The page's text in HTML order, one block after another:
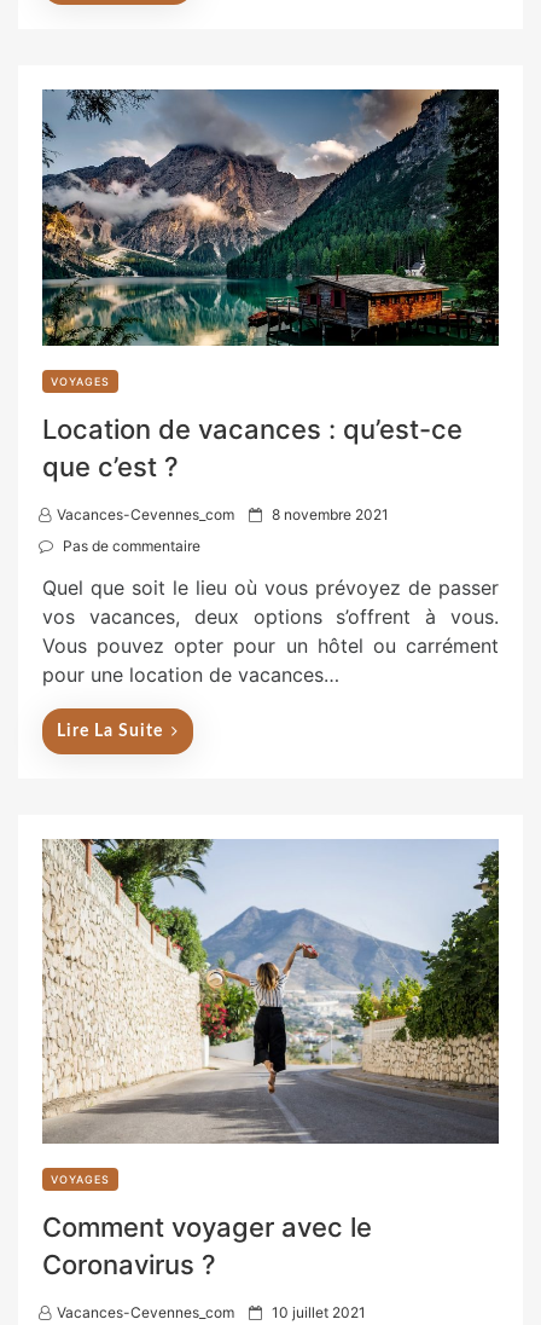
VOYAGES
Location de vacances : qu’est-ce
que c’est ?
Vacances-Cevennes_com
P
e
d
o
8 novembre 2021
Pas de commentaire
Quel que soit le lieu où vous prévoyez de passer
vos vacances, deux options s’offrent à vous.
Vous pouvez opter pour un hôtel ou carrément
pour une location de vacances…
Lire La Suite
VOYAGES
Comment voyager avec le
Coronavirus ?
Vacances-Cevennes_com
P 10 juillet 2021